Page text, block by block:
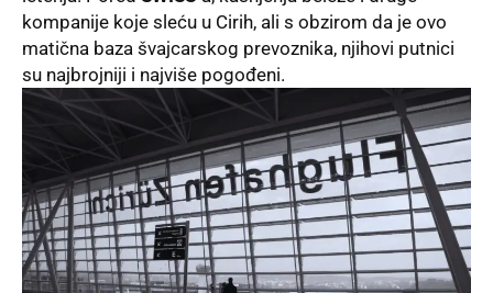
kompanije koje sleću u Cirih, ali s obzirom da je ovo
matična baza švajcarskog prevoznika, njihovi putnici
su najbrojniji i najviše pogođeni.